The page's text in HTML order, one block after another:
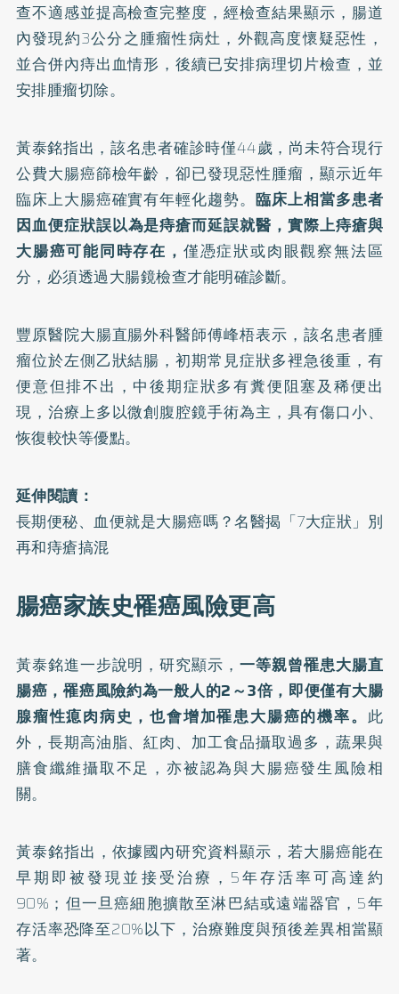
查不適感並提高檢查完整度，經檢查結果顯示，腸道
內發現約3公分之腫瘤性病灶，外觀高度懷疑惡性，
並合併內痔出血情形，後續已安排病理切片檢查，並
安排腫瘤切除。
黃泰銘指出，該名患者確診時僅44歲，尚未符合現行
公費大腸癌篩檢年齡，卻已發現惡性腫瘤，顯示近年
臨床上大腸癌確實有年輕化趨勢。臨床上相當多患者
因血便症狀誤以為是痔瘡而延誤就醫，實際上痔瘡與
大腸癌可能同時存在， 僅憑症狀或肉眼觀察無法區
分，必須透過大腸鏡檢查才能明確診斷。
豐原醫院大腸直腸外科醫師傅峰梧表示，該名患者腫
瘤位於左側乙狀結腸，初期常見症狀多裡急後重，有
便意但排不出，中後期症狀多有糞便阻塞及稀便出
現，治療上多以微創腹腔鏡手術為主，具有傷口小、
恢復較快等優點。
延伸閱讀：
長期便秘、血便就是大腸癌嗎？名醫揭「7大症狀」別
再和痔瘡搞混
腸癌家族史罹癌風險更高
黃泰銘進一步說明，研究顯示，一等親曾罹患大腸直
腸癌，罹癌風險約為一般人的2～3倍，即便僅有大腸
腺瘤性瘜肉病史，也會增加罹患大腸癌的機率。 此
外，長期高油脂、紅肉、加工食品攝取過多，蔬果與
膳食纖維攝取不足，亦被認為與大腸癌發生風險相
關。
黃泰銘指出，依據國內研究資料顯示，若大腸癌能在
早期即被發現並接受治療，5年存活率可高達約
90%；但一旦癌細胞擴散至淋巴結或遠端器官，5年
存活率恐降至20%以下，治療難度與預後差異相當顯
著。